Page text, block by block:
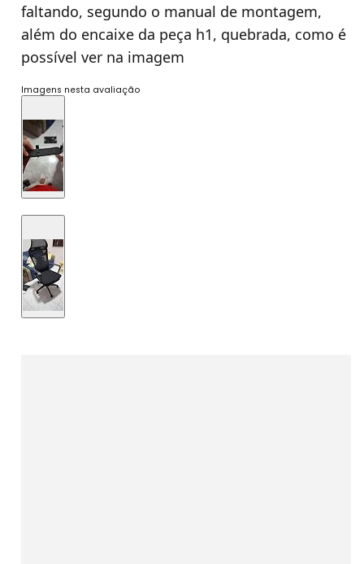
faltando, segundo o manual de montagem,
além do encaixe da peça h1, quebrada, como é
possível ver na imagem
Imagens nesta avaliação